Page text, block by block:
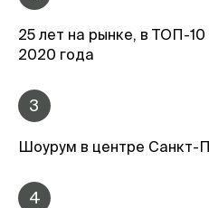
25 лет на рынке, в ТОП-10
2020 года
3
Шоурум в центре Санкт-
4